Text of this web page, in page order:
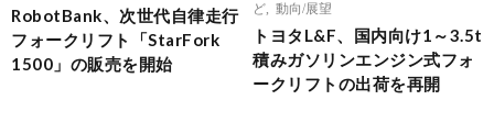
RobotBank、次世代自律走行
フォークリフト「StarFork
1500」の販売を開始
ど
動向/展望
トヨタL&F、国内向け1～3.5t
積みガソリンエンジン式フォ
ークリフトの出荷を再開